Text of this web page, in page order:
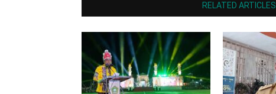
RELATED ARTICLES